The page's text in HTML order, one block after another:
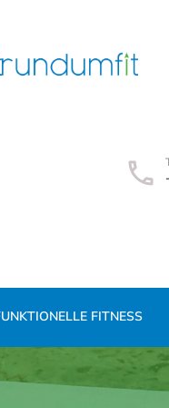
FITNESS